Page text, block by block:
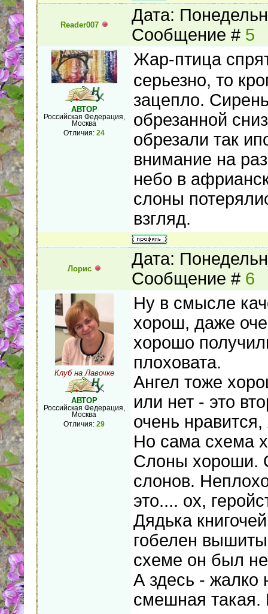
Reader007
Дата:
Сообщение # 5
АВТОР
Российская Федерация,
Москва
Отличия: 24
Жар-птица
серьезно, то
зацепло.
обрезанной
обрезали так
внимание на
небо в
слоны
взгляд.
Лорис
Дата:
Сообщение # 6
Клуб на Лавочке
АВТОР
Российская Федерация,
Москва
Отличия: 29
Ну в смысле
хорош, даже
хорошо
плоховата.
Ангел тоже
или нет - это
очень
Но сама схема
Слоны хороши.
слонов.
это.... ох,
Дядька
гобелен
схеме он был
А здесь - жалко
смешная такая.